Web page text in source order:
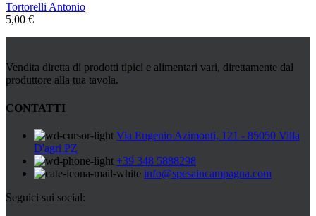
Tortorelli Antonio
5,00 €
Vendita diretta di prodotti tipici e alimentari vari, direttamente dal
produttore alla tua tavola.
CONTATTI
Via Eugenio Azimonti, 121 - 85050 Villa
D'agri PZ
+39 348 5888298
info@spesaincampagna.com
Seguici sui social: